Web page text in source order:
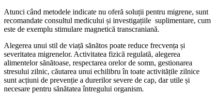
Atunci când metodele indicate nu oferă soluții pentru migrene, sunt
recomandate consultul medicului și investigațiile suplimentare, cum
este de exemplu stimulare magnetică transcraniană.
Alegerea unui stil de viață sănătos poate reduce frecvența și
severitatea migrenelor. Activitatea fizică regulată, alegerea
alimentelor sănătoase, respectarea orelor de somn, gestionarea
stresului zilnic, căutarea unui echilibru în toate activitățile zilnice
sunt acțiuni de prevenție a durerilor severe de cap, dar utile și
necesare pentru sănătatea întregului organism.